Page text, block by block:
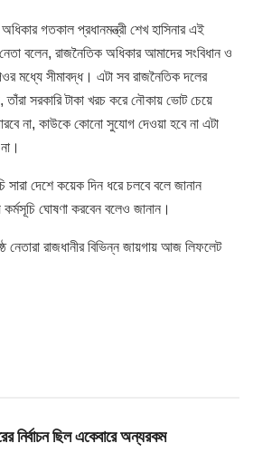
গতকাল প্রধানমন্ত্রী শেখ হাসিনার এই
বলেন, রাজনৈতিক অধিকার আমাদের সংবিধান ও
মধ্যে সীমাবদ্ধ। এটা সব রাজনৈতিক দলের
সরকারি টাকা খরচ করে নৌকায় ভোট চেয়ে
না, কাউকে কোনো সুযোগ দেওয়া হবে না এটা
সারা দেশে কয়েক দিন ধরে চলবে বলে জানান
ঘোষণা করবেন বলেও জানান।
নেতারা রাজধানীর বিভিন্ন জায়গায় আজ লিফলেট
নির্বাচন ছিল একেবারে অন্যরকম